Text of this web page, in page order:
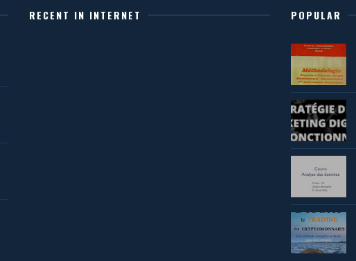
RECENT IN INTERNET POPULAR